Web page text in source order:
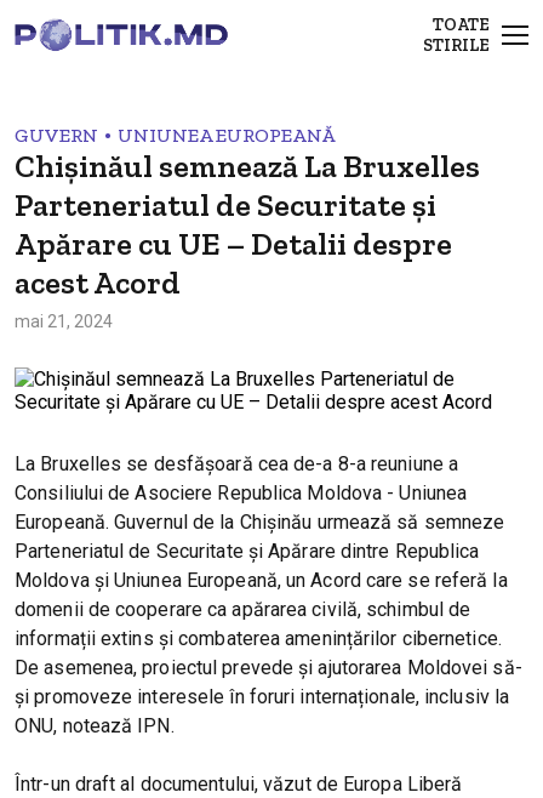
TOATE
STIRILE
GUVERN • UNIUNEA EUROPEANĂ
Chișinăul semnează La Bruxelles
Parteneriatul de Securitate și
Apărare cu UE – Detalii despre
acest Acord
mai 21, 2024
La Bruxelles se desfășoară cea de-a 8-a reuniune a
Consiliului de Asociere Republica Moldova - Uniunea
Europeană. Guvernul de la Chișinău urmează să semneze
Parteneriatul de Securitate și Apărare dintre Republica
Moldova și Uniunea Europeană, un Acord care se referă la
domenii de cooperare ca apărarea civilă, schimbul de
informații extins și combaterea amenințărilor cibernetice.
De asemenea, proiectul prevede și ajutorarea Moldovei să-
și promoveze interesele în foruri internaționale, inclusiv la
ONU, notează IPN.
Într-un draft al documentului, văzut de Europa Liberă